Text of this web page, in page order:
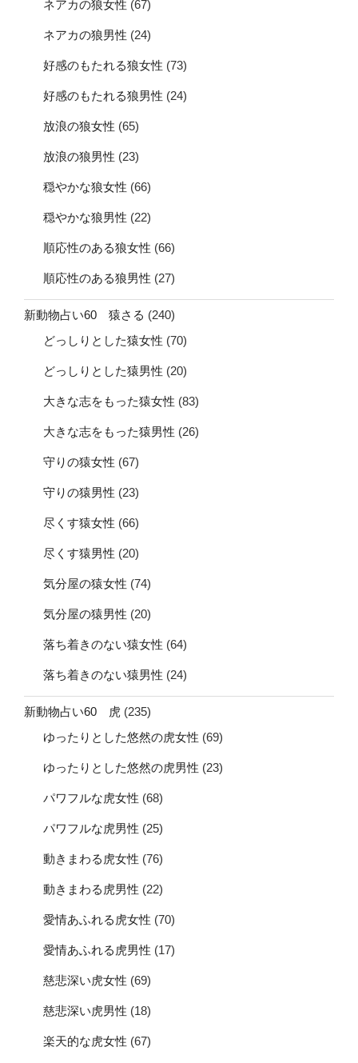
ネアカの狼女性 (67)
ネアカの狼男性 (24)
好感のもたれる狼女性 (73)
好感のもたれる狼男性 (24)
放浪の狼女性 (65)
放浪の狼男性 (23)
穏やかな狼女性 (66)
穏やかな狼男性 (22)
順応性のある狼女性 (66)
順応性のある狼男性 (27)
新動物占い60 猿さる (240)
どっしりとした猿女性 (70)
どっしりとした猿男性 (20)
大きな志をもった猿女性 (83)
大きな志をもった猿男性 (26)
守りの猿女性 (67)
守りの猿男性 (23)
尽くす猿女性 (66)
尽くす猿男性 (20)
気分屋の猿女性 (74)
気分屋の猿男性 (20)
落ち着きのない猿女性 (64)
落ち着きのない猿男性 (24)
新動物占い60 虎 (235)
ゆったりとした悠然の虎女性 (69)
ゆったりとした悠然の虎男性 (23)
パワフルな虎女性 (68)
パワフルな虎男性 (25)
動きまわる虎女性 (76)
動きまわる虎男性 (22)
愛情あふれる虎女性 (70)
愛情あふれる虎男性 (17)
慈悲深い虎女性 (69)
慈悲深い虎男性 (18)
楽天的な虎女性 (67)